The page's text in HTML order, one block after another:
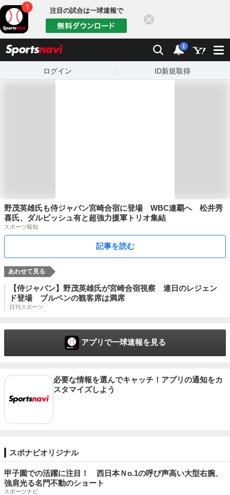
注目の試合は一球速報で
検索
通知数：
i
ログイン ID新規取得
野茂英雄氏も侍ジャパン宮崎合宿に登場 WBC連覇へ 松井秀
喜氏、ダルビッシュ有と超強力援軍トリオ集結
スポーツ報知
記事を読む
【侍ジャパン】野茂英雄氏が宮崎合宿視察 連日のレジェン
ド登場 ブルペンの観客席は満席
日刊スポーツ
アプリで一球速報を見る
必要な情報を選んでキャッチ！アプリの通知をカ
スタマイズしよう
スポナビオリジナル
甲子園での活躍に注目！ 西日本Ｎo.1の呼び声高い大型右腕、
強肩光る名門不動のショート
スポーツナビ